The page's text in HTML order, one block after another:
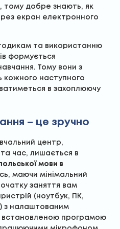
тому добре знають, як
екран електронного
та використанню
формується
Тому вони з
кожного наступного
в захоплюючу
– це зручно
центр,
час, лишається в
мови в
маючи мінімальний
заняття вам
(ноутбук, ПК,
з налаштованим
встановленою програмою